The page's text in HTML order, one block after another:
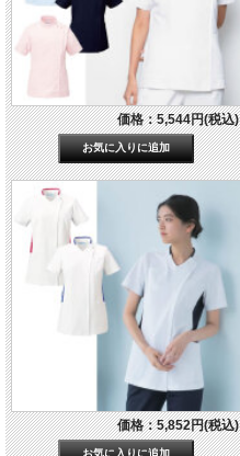
価格：5,544円(税込)
価格：5,852円(税込)